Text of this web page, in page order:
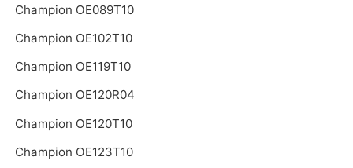
Champion OE089T10
Champion OE102T10
Champion OE119T10
Champion OE120R04
Champion OE120T10
Champion OE123T10